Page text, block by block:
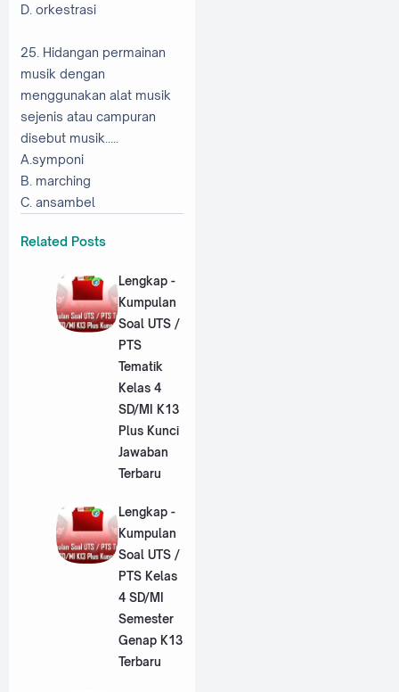
D. orkestrasi
25. Hidangan permainan
musik dengan
menggunakan alat musik
sejenis atau campuran
disebut musik.....
A.symponi
B. marching
C. ansambel
Related Posts
Lengkap -
Kumpulan
Soal UTS /
PTS
Tematik
Kelas 4
SD/MI K13
Plus Kunci
Jawaban
Terbaru
Lengkap -
Kumpulan
Soal UTS /
PTS Kelas
4 SD/MI
Semester
Genap K13
Terbaru